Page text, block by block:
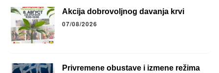
Akcija dobrovoljnog davanja krvi
07/08/2026
Privremene obustave i izmene režima